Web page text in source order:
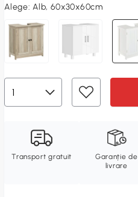
Alege:Alb, 60x30x60cm
Transport gratuit
Garanție de
livrare